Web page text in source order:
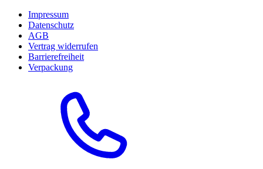
Impressum
Datenschutz
AGB
Vertrag widerrufen
Barrierefreiheit
Verpackung